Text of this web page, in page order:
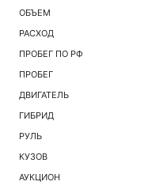
ОБЪЕМ
РАСХОД
ПРОБЕГ ПО РФ
ПРОБЕГ
ДВИГАТЕЛЬ
ГИБРИД
РУЛЬ
КУЗОВ
АУКЦИОН